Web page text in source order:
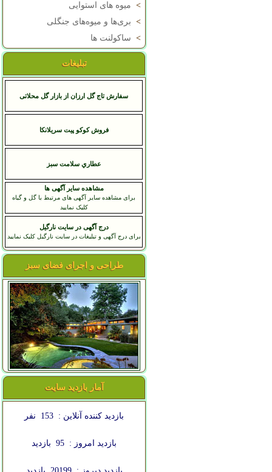
> میوه های استوایی
> بری‌ها و میوه‌های جنگلی
> ساکولنت ها
تبلیغات
سفارش تاج گل ارزان از بازار گل محلاتی
فروش کوکو پیت سریلانکا
عطاري سلامت سبز
مشاهده سایر آگهی ها
برای مشاهده سایر آگهی های مرتبط با گل و گیاه
کلیک نمایید
درج آگهی در سایت نارگیل
برای درج آگهی و تبلیغات در سایت نارگیل کلیک نمایید
طراحی و اجرای فضای سبز
آمار بازدید سایت
بازدید کننده آنلاین : 153 نفر
بازدید امروز : 95 بازدید